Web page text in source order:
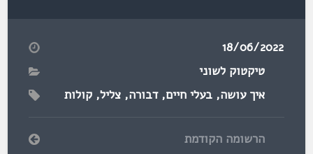
18/06/2022
טיקטוק לשוני
איך עושה,בעלי חיים,דבורה,צליל,קולות
הרשומה הקודמת